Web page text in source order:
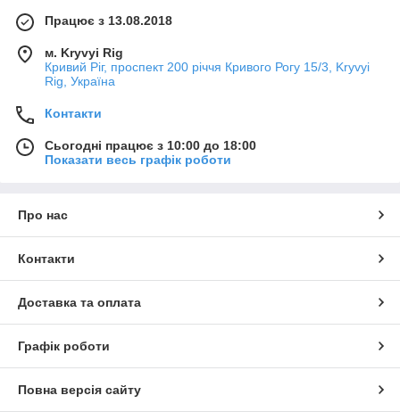
Працює з 13.08.2018
м. Kryvyi Rig
Кривий Ріг, проспект 200 річчя Кривого Рогу 15/3, Kryvyi
Rig, Україна
Контакти
Сьогодні працює з 10:00 до 18:00
Показати весь графік роботи
Про нас
Контакти
Доставка та оплата
Графік роботи
Повна версія сайту